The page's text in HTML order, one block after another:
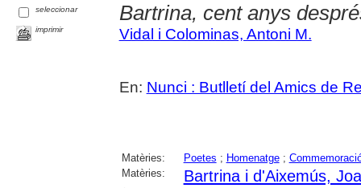
seleccionar
imprimir
Bartrina, cent anys
Vidal i Colominas, Antoni M.
En: Nunci : Butlletí del Amics de
Matèries: Poetes ; Homenatge;
Matèries:
Bartrina i d'Aixemús,